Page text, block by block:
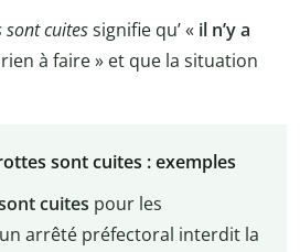
sont cuitessignifie qu’ « il n’y a
à faire » et que la situation
sont cuites : exemples
cuites pour les
arrêté préfectoral interdit la